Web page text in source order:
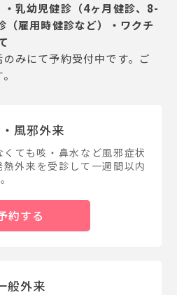
乳幼児健診（4ヶ月健診、8-
（雇用時健診など）・ワクチ
みにて予約受付中です。ご
風邪外来
ても咳・鼻水など風邪症状
外来を受診して一週間以内
約する
般外来